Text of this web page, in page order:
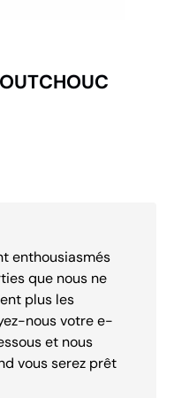
enthousiasmés
que nous ne
plus les
nous votre e-
et nous
vous serez prêt